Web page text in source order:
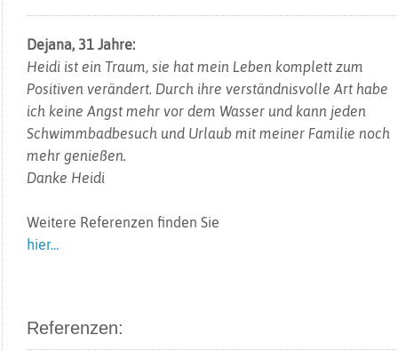
Dejana, 31 Jahre:
Heidi ist ein Traum, sie hat mein Leben komplett zum
Positiven verändert. Durch ihre verständnisvolle Art habe
ich keine Angst mehr vor dem Wasser und kann jeden
Schwimmbadbesuch und Urlaub mit meiner Familie noch
mehr genießen.
Danke Heidi
Weitere Referenzen finden Sie
hier...
Referenzen: